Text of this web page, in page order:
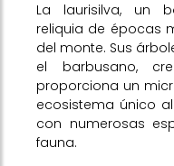
La laurisilva, un
reliquia de épocas
del monte. Sus
el barbusano,
proporciona un
ecosistema único
con numerosas
fauna.